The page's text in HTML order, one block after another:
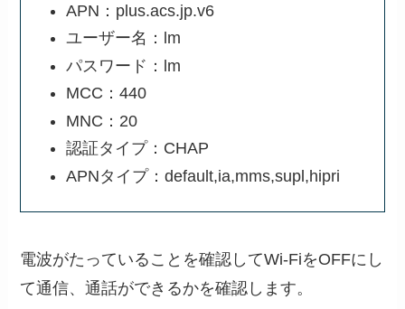
APN：plus.acs.jp.v6
ユーザー名：lm
パスワード：lm
MCC：440
MNC：20
認証タイプ：CHAP
APNタイプ：default,ia,mms,supl,hipri
電波がたっていることを確認してWi-FiをOFFにし
て通信、通話ができるかを確認します。